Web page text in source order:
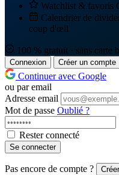
Watchlist & favoris
Calendrier de
coup d'œil
100 % gratuit · sans carte
Connexion Créer un compte
Continuer avec Google
ou par email
Adresse email
Mot de passe Oublié ?
Rester connecté
Se connecter
Pas encore de compte ?